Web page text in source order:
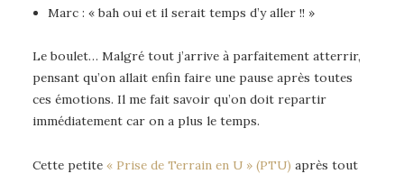
Marc : « bah oui et il serait temps d’y aller !! »
Le boulet… Malgré tout j’arrive à parfaitement atterrir,
pensant qu’on allait enfin faire une pause après toutes
ces émotions. Il me fait savoir qu’on doit repartir
immédiatement car on a plus le temps.
Cette petite « Prise de Terrain en U » (PTU) après tout